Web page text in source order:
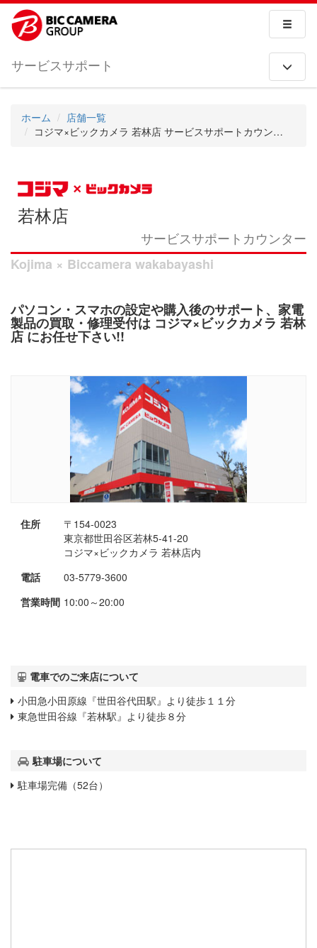
サービスサポート
ホーム
店舗一覧
コジマ×ビックカメラ 若林店 サービスサポートカウンター
若林店
サービスサポートカウンター
Kojima × Biccamera wakabayashi
パソコン・スマホの設定や購入後のサポート、家電
製品の買取・修理受付は コジマ×ビックカメラ 若林
店 にお任せ下さい!!
住所
〒154-0023
東京都世田谷区若林5-41-20
コジマ×ビックカメラ 若林店内
電話
03-5779-3600
営業時間 10:00～20:00
電車でのご来店について
小田急小田原線『世田谷代田駅』より徒歩１１分
東急世田谷線『若林駅』より徒歩８分
駐車場について
駐車場完備（52台）